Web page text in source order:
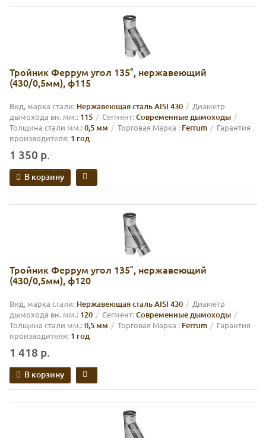
Тройник Феррум угол 135°, нержавеющий
(430/0,5мм), ф115
Вид, марка стали: Нержавеющая сталь AISI 430
Диаметр
дымохода вн. мм.: 115 Сегмент:Современные дымоходы
Толщина стали мм.:0,5 мм Торговая Марка : Ferrum
Гарантия
производителя: 1 год
1 350 р.
В корзину
Тройник Феррум угол 135°, нержавеющий
(430/0,5мм), ф120
Вид, марка стали: Нержавеющая сталь AISI 430
Диаметр
дымохода вн. мм.: 120 Сегмент:Современные дымоходы
Толщина стали мм.:0,5 мм Торговая Марка : Ferrum
Гарантия
производителя: 1 год
1 418 р.
В корзину